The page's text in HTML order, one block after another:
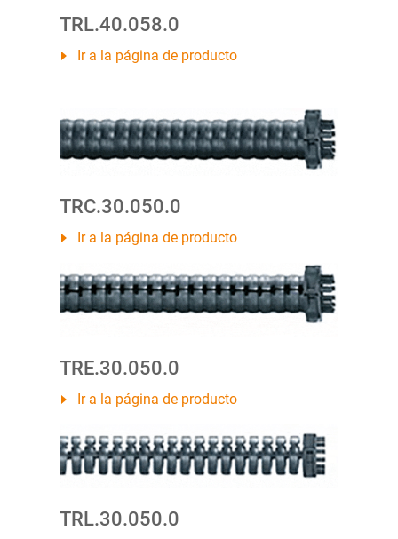
TRL.40.058.0
Ir a la página de producto
TRC.30.050.0
Ir a la página de producto
TRE.30.050.0
Ir a la página de producto
TRL.30.050.0